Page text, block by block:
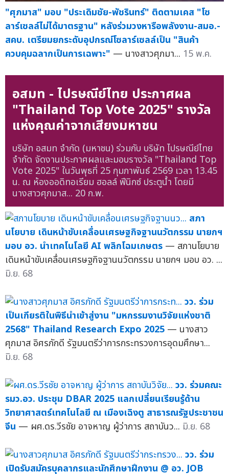
"ศุภมาส" มอบ "ประเดิมชัย-พัชรินทร์" ติดตามเคส "โซ
ลาร์เซลล์ไม่ได้มาตรฐาน" หลังร่วมวงหารือพลังงาน-สมอ.-
สคบ. เตรียมยกระดับอุปกรณ์โซลาร์เซลล์เป็น "สินค้า
ควบคุมฉลากเป็นการเฉพาะ" — นางสาวศุภมา... 15 พ.ค.
อสมท - ไปรษณีย์ไทย ประกาศผล
"Thailand Top Vote 2025" รางวัล
แห่งคุณค่าจากเสียงมหาชน
บริษัท อสมท จำกัด (มหาชน) ร่วมกับ บริษัท ไปรษณีย์ไทย
จำกัด จัดงานประกาศผลและมอบรางวัล "Thailand Top
Vote 2025" ในวันพุธที่ 25 กุมภาพันธ์ 2569 เวลา 13.45
น. ณ ห้องออดิทอเรียม ฮอลล์ ฟีนิกซ์ ประตูน้ำ โดยมี
นางสาวศุภมาส... 20 ก.พ.
สภา
นโยบาย เดินหน้าขับเคลื่อนเศรษฐกิจฐานนวัตกรรม นายกฯ
มอบ อว. นำเทคโนโลยี AI พลิกโฉมเกษตร — สภานโยบาย
เดินหน้าขับเคลื่อนเศรษฐกิจฐานนวัตกรรม นายกฯ มอบ อว. ...
มิ.ย. 68
วว. ร่วม
เป็นเกียรติในพิธีนำเข้าสู่งาน "มหกรรมงานวิจัยแห่งชาติ
2568" Thailand Research Expo 2025 — นางสาว
ศุภมาส อิศรภักดี รัฐมนตรีว่าการกระทรวงการอุดมศึกษา...
มิ.ย. 68
วว. ร่วมคณะ
รมว.อว. ประชุม DBAR 2025 แลกเปลี่ยนเรียนรู้ด้าน
วิทยาศาสตร์เทคโนโลยี ณ เมืองเฉิงตู สาธารณรัฐประชาชน
จีน — ผศ.ดร.วีรชัย อาจหาญ ผู้ว่าการ สถาบันว... มิ.ย. 68
วว. ร่วม
เปิดรับสมัครบุคลากรและนักศึกษาฝึกงาน @ อว. JOB